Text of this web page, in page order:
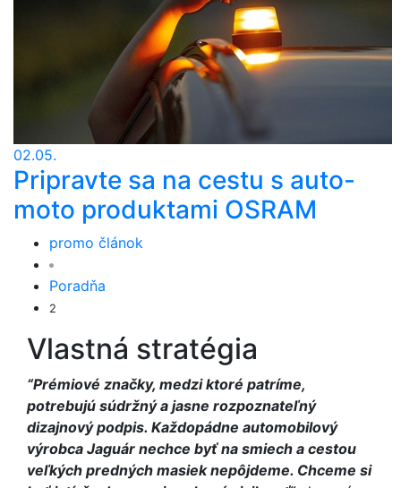
02.05.
Pripravte sa na cestu s auto-
moto produktami OSRAM
promo článok
Poradňa
2
Vlastná stratégia
“Prémiové značky, medzi ktoré patríme,
potrebujú súdržný a jasne rozpoznateľný
dizajnový podpis. Každopádne automobilový
výrobca Jaguár nechce byť na smiech a cestou
veľkých predných masiek nepôjdeme. Chceme si